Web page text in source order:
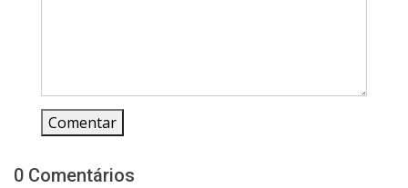
Comentar
0 Comentários